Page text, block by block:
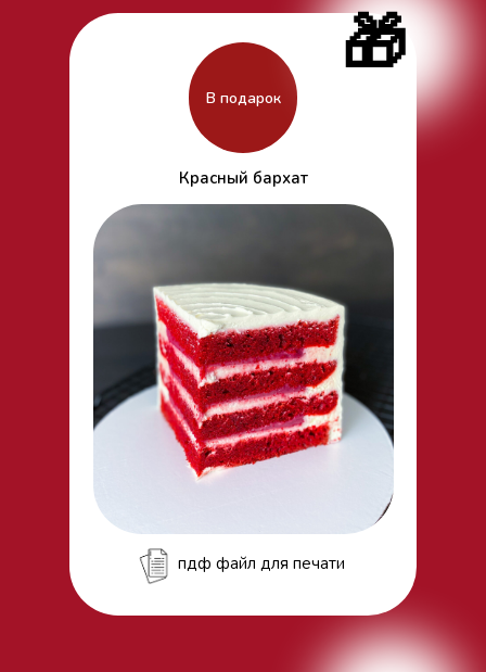
пдф файл для печати
пдф файл для печати
Красный бархат
В подарок
🎁
пдф файл для печати